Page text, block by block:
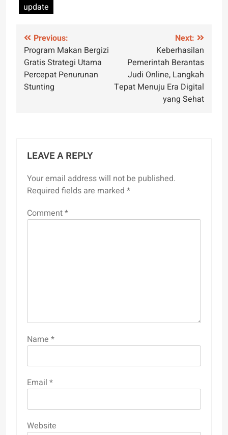
update
Post
navigation
Previous:
Program Makan Bergizi
Gratis Strategi Utama
Percepat Penurunan
Stunting
Next:
Keberhasilan
Pemerintah Berantas
Judi Online, Langkah
Tepat Menuju Era Digital
yang Sehat
LEAVE A REPLY
Your email address will not be published.
Required fields are marked *
Comment*
Name *
Email *
Website